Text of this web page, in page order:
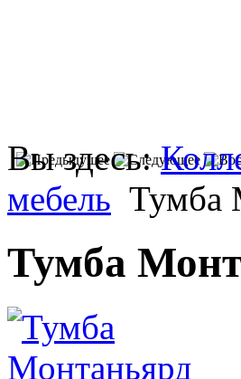
Вы здесь:
мебель Тумба
Тумба